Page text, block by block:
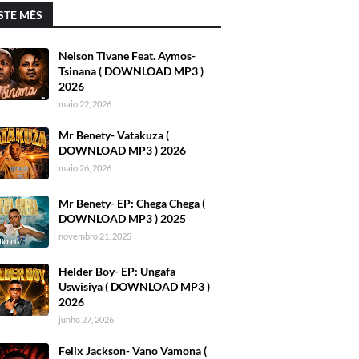
MÊS
Nelson Tivane Feat. Aymos-
Tsinana ( DOWNLOAD MP3 )
2026
maio 22, 2026
Mr Benety- Vatakuza (
DOWNLOAD MP3 ) 2026
maio 26, 2026
Mr Benety- EP: Chega Chega (
DOWNLOAD MP3 ) 2025
novembro 21, 2025
Helder Boy- EP: Ungafa
Uswisiya ( DOWNLOAD MP3 )
2026
junho 27, 2026
Felix Jackson- Vano Vamona (